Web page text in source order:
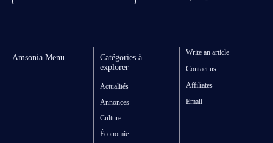
Amsonia Menu
Catégories à
explorer
Actualités
Annonces
Culture
Économie
Write an article
Contact us
Affiliates
Email